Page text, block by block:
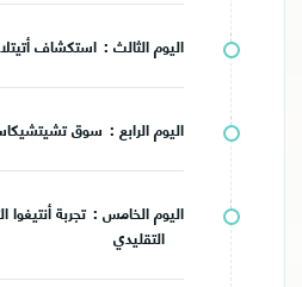
اليوم الثالث : استكشاف
اليوم الرابع : سوق
اليوم الخامس : تجربة أنتيغوا
التقليدي